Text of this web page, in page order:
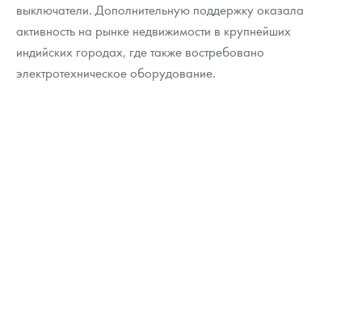
выключатели. Дополнительную поддержку оказала
активность на рынке недвижимости в крупнейших
индийских городах, где также востребовано
электротехническое оборудование.